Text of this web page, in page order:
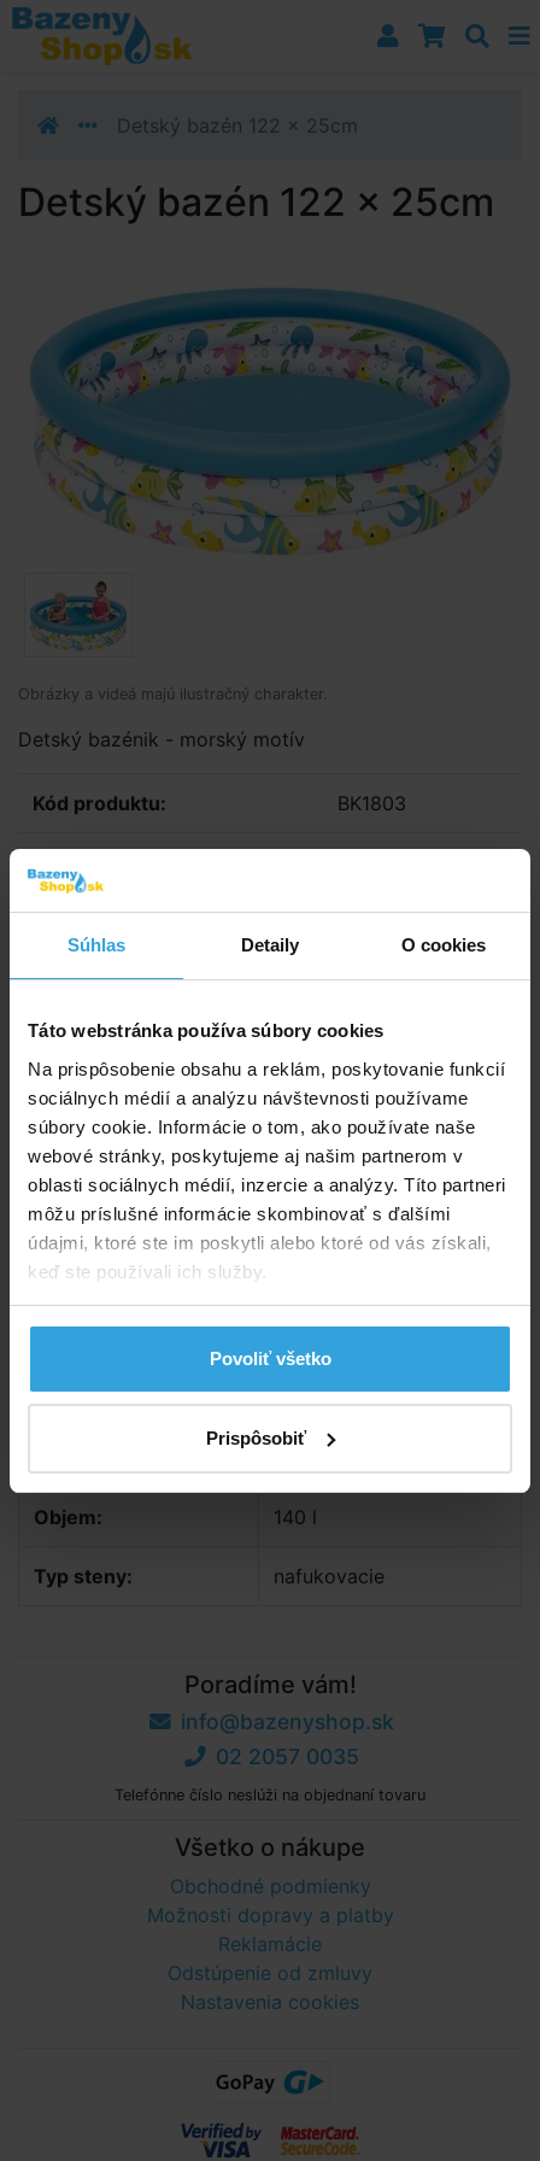
Súhlas Detaily O cookies
Táto webstránka používa súbory cookies
Na prispôsobenie obsahu a reklám, poskytovanie funkcií
sociálnych médií a analýzu návštevnosti používame
súbory cookie. Informácie o tom, ako používate naše
webové stránky, poskytujeme aj našim partnerom v
oblasti sociálnych médií, inzercie a analýzy. Títo partneri
môžu príslušné informácie skombinovať s ďalšími
údajmi, ktoré ste im poskytli alebo ktoré od vás získali,
keď ste používali ich služby.
Povoliť všetko
Prispôsobiť
Prejsť k navigácii
Prejsť na obsah
Prejsť k bočnému stĺpci
Detský bazén 122 x 25cm
Detský bazén 122 x 25cm
Obrázky a videá majú ilustračný charakter.
Detský bazénik - morský motív
Kód produktu: BK1803
Značka:
Spýtajte sa predavača
Podrobný popis
Podrobný popis
Priemer: 122 cm
Výška: 25 cm
Objem bazénika: 140 litrov
Parametry
Priemer: 122 cm
Objem: 140 l
Typ steny: nafukovacie
Poradíme vám!
info@bazenyshop.sk
02 2057 0035
Telefónne číslo neslúži na objednaní tovaru
Všetko o nákupe
Obchodné podmienky
Možnosti dopravy a platby
Reklamácie
Odstúpenie od zmluvy
Nastavenia cookies